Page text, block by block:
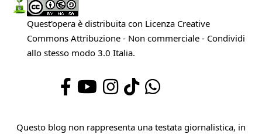
Quest'opera è distribuita con Licenza Creative
Commons Attribuzione - Non commerciale - Condividi
allo stesso modo 3.0 Italia.
Questo blog non rappresenta una testata giornalistica, in